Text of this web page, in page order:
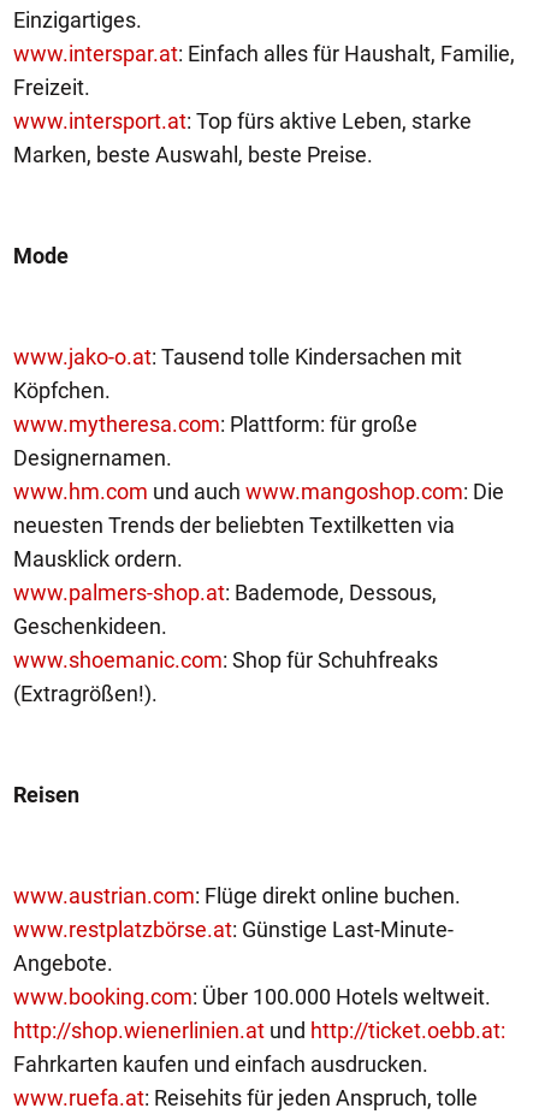
Einzigartiges.
www.interspar.at: Einfach alles für Haushalt, Familie,
Freizeit.
www.intersport.at: Top fürs aktive Leben, starke
Marken, beste Auswahl, beste Preise.
Mode
www.jako-o.at: Tausend tolle Kindersachen mit
Köpfchen.
www.mytheresa.com: Plattform: für große
Designernamen.
www.hm.com und auch www.mangoshop.com: Die
neuesten Trends der beliebten Textilketten via
Mausklick ordern.
www.palmers-shop.at: Bademode, Dessous,
Geschenkideen.
www.shoemanic.com: Shop für Schuhfreaks
(Extragrößen!).
Reisen
www.austrian.com: Flüge direkt online buchen.
www.restplatzbörse.at: Günstige Last-Minute-
Angebote.
www.booking.com: Über 100.000 Hotels weltweit.
http://shop.wienerlinien.at und http://ticket.oebb.at:
Fahrkarten kaufen und einfach ausdrucken.
www.ruefa.at: Reisehits für jeden Anspruch, tolle